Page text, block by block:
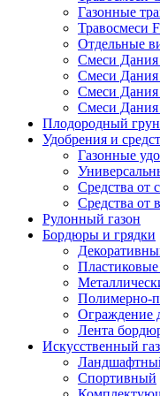
Газонные
Травосмеси
Отдельные
Смеси Дания
Смеси Дания
Смеси Дания
Смеси Дания
Плодородный
Удобрения и
Газонные
Средства от
Средства от
Рулонный газон
Бордюры и грядки
Полимерно-
Ограждение
Лента
Искусственный
Спортивный